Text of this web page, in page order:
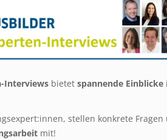
Interviews bietet spannende Einblicke
stellen konkrete Fragen
mit!